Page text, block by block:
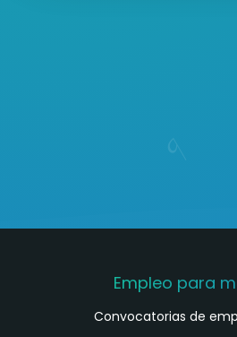
Empleo para
Convocatorias de